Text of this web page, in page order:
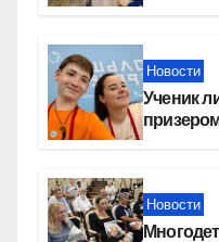
Новости
Ученик
Новости